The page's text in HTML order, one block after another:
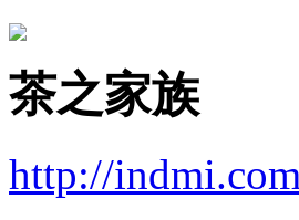
茶之家族
http://